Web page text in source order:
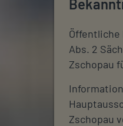
Öffentliche
Abs. 2
Zschopau
Zschopau